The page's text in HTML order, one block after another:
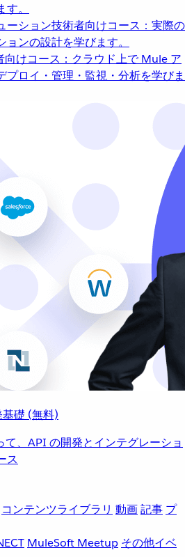
。
ーション技術者向けコース：実際の
ンの設計を学びます。
向けコース：クラウド上で Mule ア
プロイ・管理・監視・分析を学びま
礎 (無料)
、API の開発とインテグレーショ
ス
コンテンツライブラリ 動画記事 プ
MuleSoft Meetup その他イベ